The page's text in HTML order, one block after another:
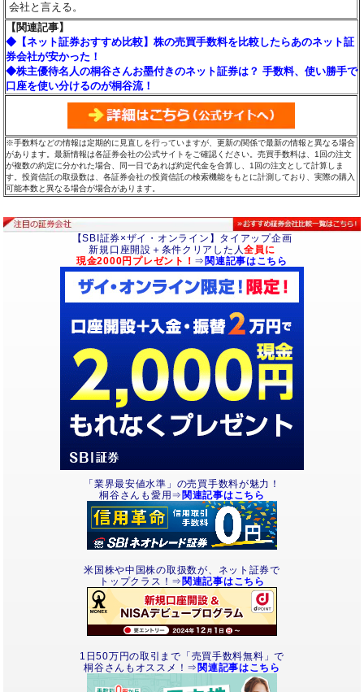
会社と言える。
【関連記事】
◆【ネット証券おすすめ比較】株の売買手数料を比較したらあのネット証
券会社が安かった！
◆株主優待名人の桐谷さんお墨付きのネット証券は？ 手数料、使い勝手で
口座を使い分けるのが桐谷流！
※手数料などの情報は定期的に見直しを行っていますが、更新の関係で最新の情報と異なる場合
があります。最新情報は各証券会社の公式サイトをご確認ください。売買手数料は、1回の注文
が複数の約定に分かれた場合、同一日であれば約定代金を合算し、1回の注文として計算しま
す。投資信託の取扱数は、各証券会社の投資信託の検索機能をもとに計測しており、実際の購入
可能本数と異なる場合が場合があります。
【SBI証券×ザイ・オンライン】タイアップ企画
新規口座開設＋条件クリアした人全員に
現金2000円プレゼント！ ⇒ 関連記事はこちら
「業界最安値水準」の売買手数料が魅力！
桐谷さんも愛用⇒ 関連記事はこちら
米国株や中国株の取扱数が、ネット証券で
トップクラス！⇒ 関連記事はこちら
1日50万円の取引まで「売買手数料無料」で
桐谷さんもオススメ！⇒ 関連記事はこちら